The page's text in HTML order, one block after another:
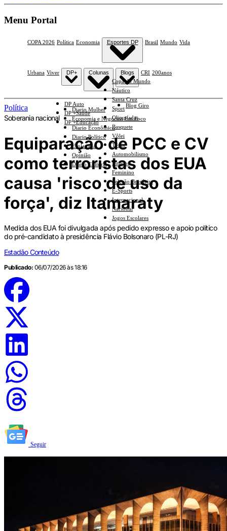
Menu Portal
COPA 2026 Política Economia Esportes DP
Copa do Mundo
Náutico
Santa Cruz
Sport
Olimpíadas
Basquete
Vôlei
Tênis
Automobilismo
Interior
Feminino
Seleção Brasileira
E-Sports
Internacional
Nacional
Jogos Escolares
Brasil Mundo Vida
Urbana Viver DP+
DP Auto
DP +Saúde
DP +Educação
Colunas
Diario Mulher
Economia e Negócios Em Foco
Diario Econômico
Diario Político
Esplanada
Opinião
Diario Cultural
Blogs
Blog Giro
CRI 200anos
Política
Soberania nacional
Equiparação de PCC e CV
como terroristas dos EUA
causa 'risco de uso da
força', diz Itamaraty
Medida dos EUA foi divulgada após pedido expresso e apoio político
do pré-candidato à presidência Flávio Bolsonaro (PL-RJ)
Estadão Conteúdo
Publicado: 06/07/2026 às 18:16
Seguir